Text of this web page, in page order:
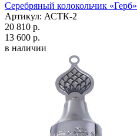
Серебряный колокольчик «Герб»
Артикул: АСТК-2
20 810 р.
13 600 р.
в наличии